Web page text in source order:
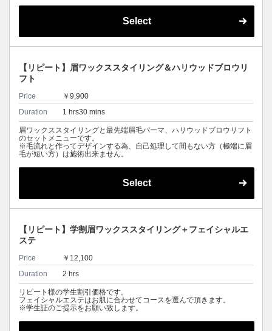
Select
【リピート】眉ワックススタイリング＆ハリウッドブロウリ
フト
Price
￥9,900
Duration
1 hrs30 mins
眉ワックススタイリングと最先端眉毛パーマ、ハリウッドブロウリフト
のセットメニューです。
※毛流れと作ってデザインする為、自己処理して間もない方（極端に眉
毛が短い方）は施術出来ません。
Select
【リピート】学割眉ワックススタイリング＋フェイシャルエ
ステ
Price
￥12,100
Duration
2 hrs
リピート様の学生割引価格です。
フェイシャルエステはお肌に合わせてコースを選んで頂きます。
※学生証のご提示をお願い致します。